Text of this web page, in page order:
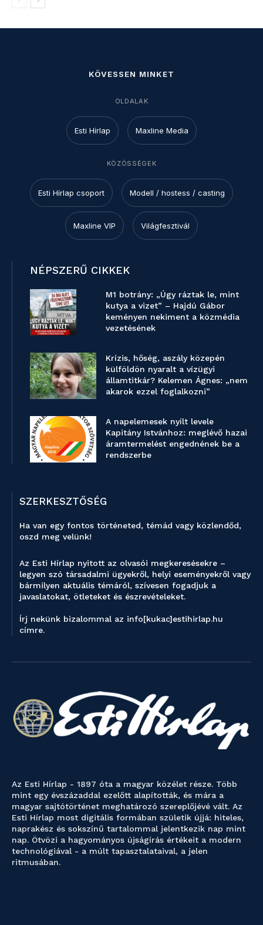
KÖVESSEN MINKET
OLDALAK
Esti Hírlap Maxline Media
KÖZÖSSÉGEK
Esti Hírlap csoport Modell / hostess / casting
Maxline VIP Világfesztivál
NÉPSZERŰ CIKKEK
M1 botrány: „Úgy ráztak le, mint
kutya a vizet” – Hajdú Gábor
keményen nekiment a közmédia
vezetésének
Krízis, hőség, aszály közepén
külföldön nyaralt a vízügyi
államtitkár? Kelemen Ágnes: „nem
akarok ezzel foglalkozni”
A napelemesek nyílt levele
Kapitány Istvánhoz: meglévő hazai
áramtermelést engednének be a
rendszerbe
SZERKESZTŐSÉG
Ha van egy fontos történeted, témád vagy közlendőd,
oszd meg velünk!
Az Esti Hírlap nyitott az olvasói megkeresésekre –
legyen szó társadalmi ügyekről, helyi eseményekről vagy
bármilyen aktuális témáról, szívesen fogadjuk a
javaslatokat, ötleteket és észrevételeket.
Írj nekünk bizalommal az info[kukac]estihirlap.hu
címre.
Az Esti Hírlap - 1897 óta a magyar közélet része. Több
mint egy évszázaddal ezelőtt alapították, és mára a
magyar sajtótörténet meghatározó szereplőjévé vált. Az
Esti Hírlap most digitális formában születik újjá: hiteles,
naprakész és sokszínű tartalommal jelentkezik nap mint
nap. Ötvözi a hagyományos újságírás értékeit a modern
technológiával - a múlt tapasztalataival, a jelen
ritmusában.